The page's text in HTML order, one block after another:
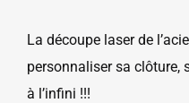
METALLERIE
La découpe laser de
personnaliser sa clôture,
à l’infini !!!